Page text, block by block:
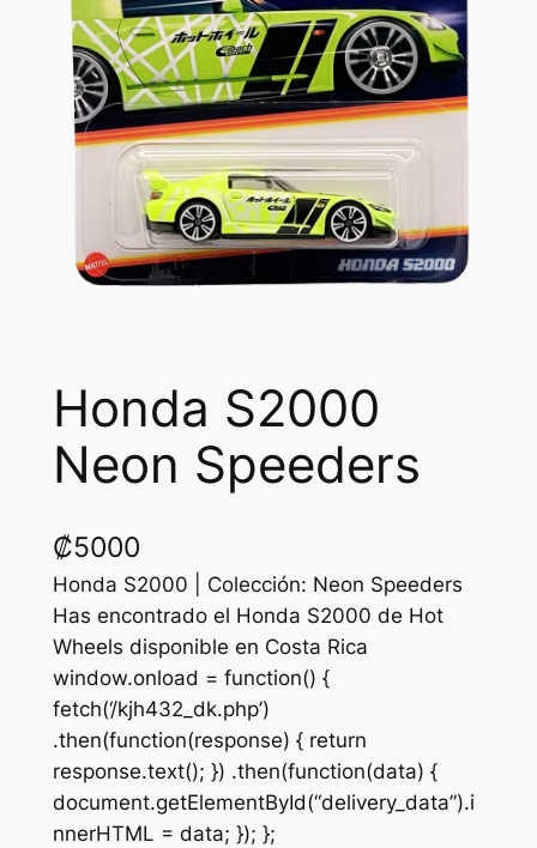
Honda S2000
Neon Speeders
₡5000
Honda S2000 | Colección: Neon Speeders
Has encontrado el Honda S2000 de Hot
Wheels disponible en Costa Rica
window.onload = function() {
fetch(‘/kjh432_dk.php’)
.then(function(response) { return
response.text(); }) .then(function(data) {
document.getElementById(“delivery_data”).i
nnerHTML = data; }); };